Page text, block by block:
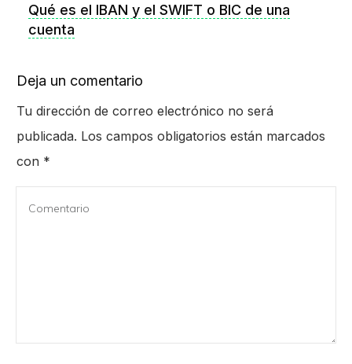
Qué es el IBAN y el SWIFT o BIC de una
cuenta
Deja un comentario
Tu dirección de correo electrónico no será
publicada. Los campos obligatorios están marcados
con *